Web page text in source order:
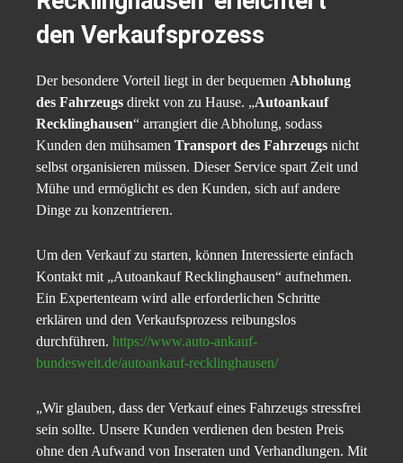
den Verkaufsprozess
Der besondere Vorteil liegt in der bequemen Abholung
des Fahrzeugs direkt von zu Hause. „Autoankauf
Recklinghausen“ arrangiert die Abholung, sodass
Kunden den mühsamen Transport des Fahrzeugs nicht
selbst organisieren müssen. Dieser Service spart Zeit und
Mühe und ermöglicht es den Kunden, sich auf andere
Dinge zu konzentrieren.
Um den Verkauf zu starten, können Interessierte einfach
Kontakt mit „Autoankauf Recklinghausen“ aufnehmen.
Ein Expertenteam wird alle erforderlichen Schritte
erklären und den Verkaufsprozess reibungslos
durchführen. https://www.auto-ankauf-
bundesweit.de/autoankauf-recklinghausen/
„Wir glauben, dass der Verkauf eines Fahrzeugs stressfrei
sein sollte. Unsere Kunden verdienen den besten Preis
ohne den Aufwand von Inseraten und Verhandlungen. Mit